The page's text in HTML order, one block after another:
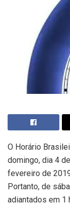
O Horário
domingo, dia 4
fevereiro de
Portanto, de
adiantados em 1